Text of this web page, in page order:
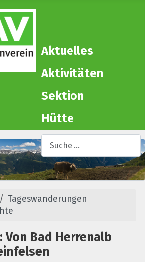
Aktuelles
Aktivitäten
Sektion
Hütte
Suchen
Tageswanderungen
Von Bad Herrenalb